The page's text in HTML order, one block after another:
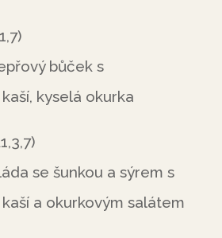
bůček s
kyselá okurka
se šunkou a sýrem s
a okurkovým salátem